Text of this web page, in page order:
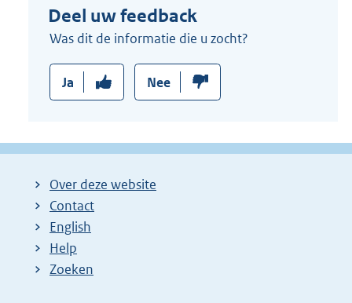
e
l
n
k
Deel uw feedback
Was dit de informatie die u zocht?
Ja Nee
Over deze website
Contact
English
Help
Zoeken